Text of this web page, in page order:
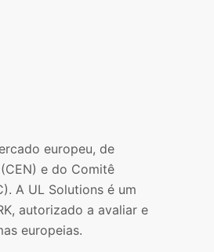
europeu, de
e do Comitê
A UL Solutions é um
autorizado a avaliar e
europeias.